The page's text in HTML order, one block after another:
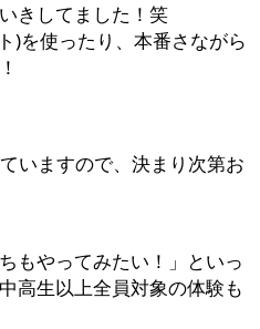
いきしてました！笑
)を使ったり、本番さながら
いますので、決まり次第お
もやってみたい！」といっ
高生以上全員対象の体験も